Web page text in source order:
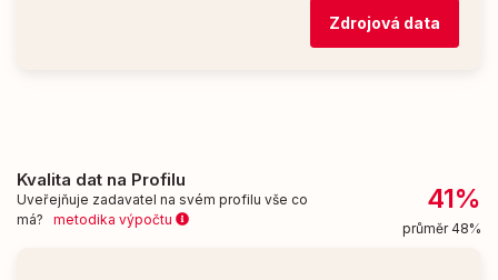
Zdrojová data
Kvalita dat na Profilu
Uveřejňuje zadavatel na svém profilu vše co
má? metodika výpočtu
41%
průměr 48%